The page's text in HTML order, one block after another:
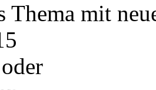
Thema mit